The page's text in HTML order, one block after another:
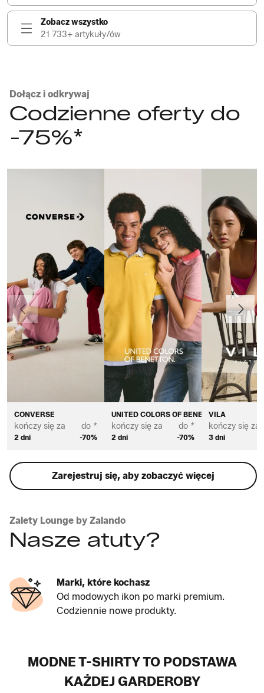
Zobacz wszystko
21 733+ artykuły/ów
Dołącz i odkrywaj
Codzienne oferty do
-75%*
CONVERSE
kończy się za
2 dni
do *
-70%
UNITED COLORS OF BENETTON
kończy się za
2 dni
do *
-70%
VILA
kończy się za
3 dni
Poprzedni Dalej
Zarejestruj się, aby zobaczyć więcej
Zalety Lounge by Zalando
Nasze atuty?
Marki, które kochasz
Od modowych ikon po marki premium.
Codziennie nowe produkty.
MODNE T-SHIRTY TO PODSTAWA
KAŻDEJ GARDEROBY